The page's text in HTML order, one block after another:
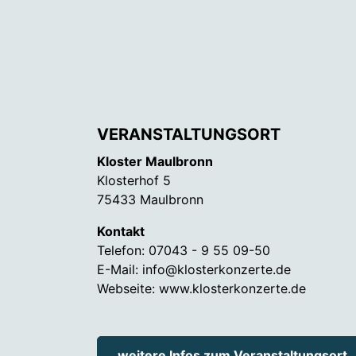
VERANSTALTUNGSORT
Kloster Maulbronn
Klosterhof 5
75433 Maulbronn
Kontakt
Telefon: 07043 - 9 55 09-50
E-Mail: info@klosterkonzerte.de
Webseite: www.klosterkonzerte.de